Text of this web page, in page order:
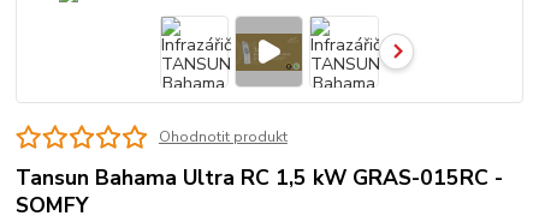
Ohodnotit produkt
Tansun Bahama Ultra RC 1,5 kW GRAS-015RC -
SOMFY